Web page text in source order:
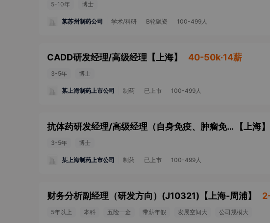
5-10年 博士
某苏州制药公司 学术/科研 B轮融资 100-499人
CADD研发经理/高级经理 【 上海】 40-50k·14薪
3-5年 博士
某上海制药上市公司 制药 已上市 100-499人
抗体药研发经理/高级经理（自身免疫、肿瘤免疫） 【 上海】
3-5年 博士
某上海制药上市公司 制药 已上市 100-499人
财务分析副经理（研发方向）(J10321) 【 上海-周浦】
5年以上 本科 五险一金 带薪年假 发展空间大 公司规模大